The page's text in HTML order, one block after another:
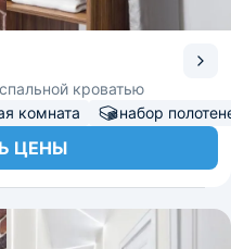
кроватью
комната набор
ЦЕНЫ